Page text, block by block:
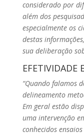
considerado por
além dos
especialmente os
destas
sua deliberação
EFETIVIDADE
“Quando falamos
delineamento
Em geral estão
uma intervenção
conhecidos